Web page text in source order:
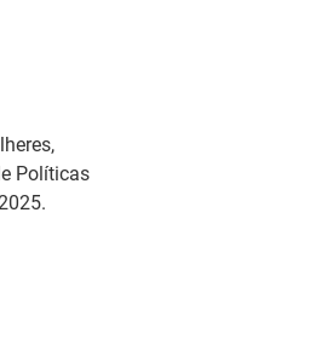
Políticas